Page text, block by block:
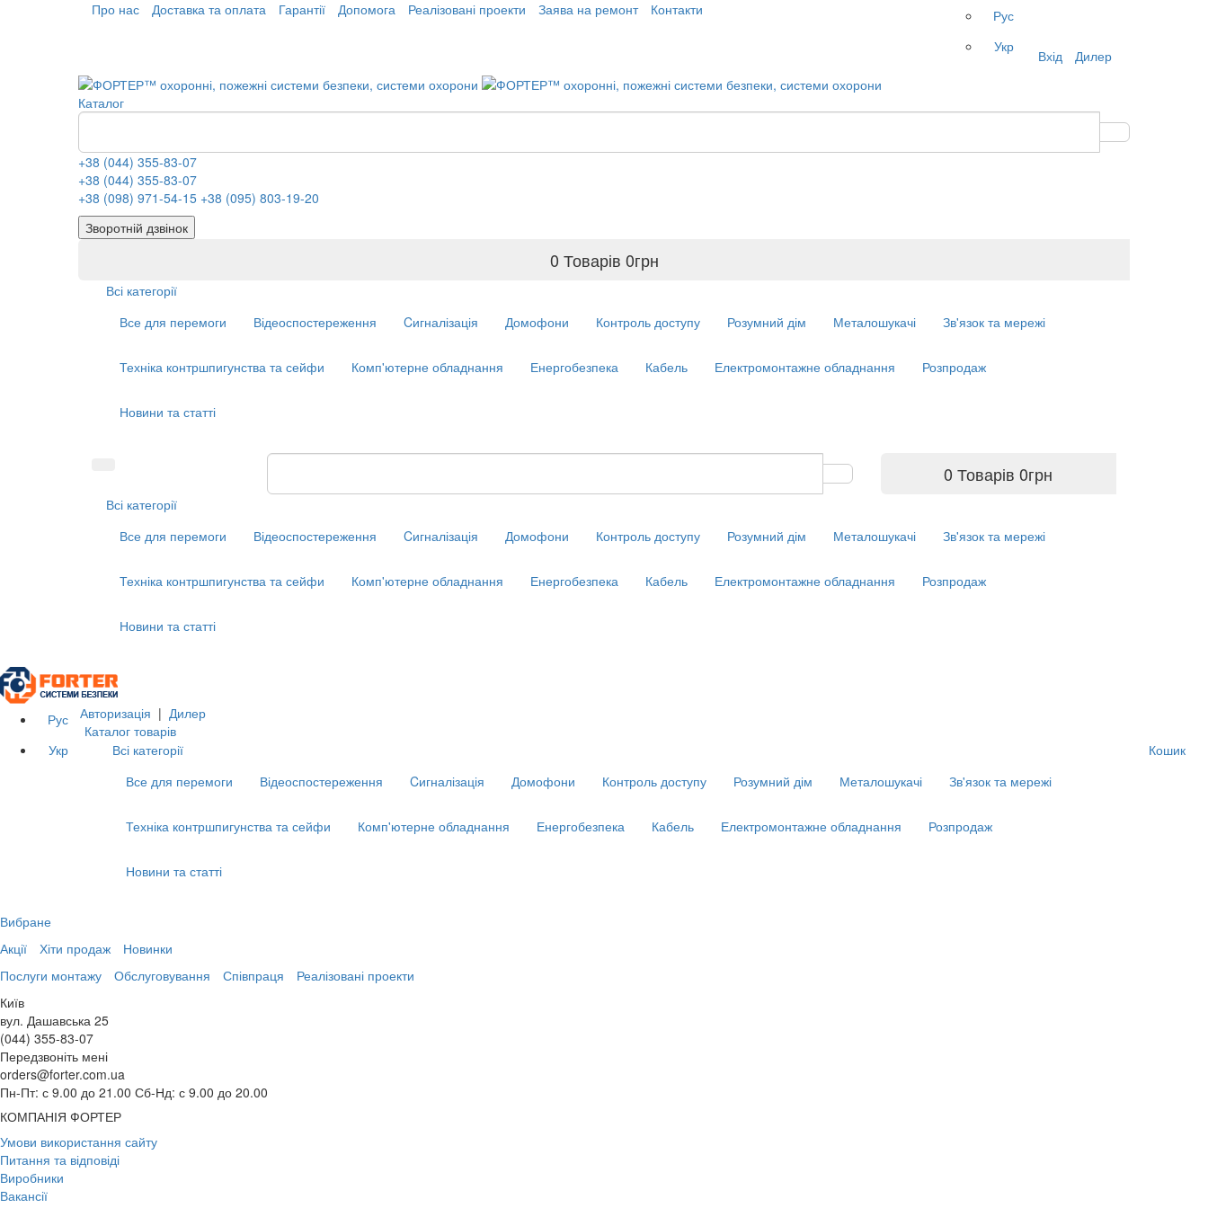
Про нас Доставка та оплата Гарантії Допомога Реалізовані проекти Заява на ремонт Контакти
Рус
Укр
Вхід Дилер
Каталог
+38 (044) 355-83-07
+38 (044) 355-83-07
+38 (098) 971-54-15 +38 (095) 803-19-20
Зворотній дзвінок
0 Товарів 0грн
Всі категорії
Все для перемоги
Відеоспостереження Cигналізація Домофони Контроль доступу Розумний дім Металошукачі Зв'язок та мережі
Техніка контршпигунства та сейфи Комп'ютерне обладнання Енергобезпека Кабель Електромонтажне обладнання Розпродаж
Новини та статті
0 Товарів 0грн
Всі категорії
Все для перемоги
Відеоспостереження Cигналізація Домофони Контроль доступу Розумний дім Металошукачі Зв'язок та мережі
Техніка контршпигунства та сейфи Комп'ютерне обладнання Енергобезпека Кабель Електромонтажне обладнання Розпродаж
Новини та статті
Рус
Укр
Авторизація | Дилер
Каталог товарів
Всі категорії
Все для перемоги
Відеоспостереження Cигналізація Домофони Контроль доступу Розумний дім Металошукачі Зв'язок та мережі
Техніка контршпигунства та сейфи Комп'ютерне обладнання Енергобезпека Кабель Електромонтажне обладнання Розпродаж
Новини та статті
Кошик
Вибране
Акції
Хіти продаж
Новинки
Послуги монтажу
Обслуговування Співпраця
Реалізовані проекти
Київ
вул. Дашавська 25
(044) 355-83-07
Передзвоніть мені
orders@forter.com.ua
Пн-Пт: с 9.00 до 21.00 Сб-Нд: с 9.00 до 20.00
КОМПАНІЯ ФОРТЕР
Умови використання сайту
Питання та відповіді
Виробники
Вакансії